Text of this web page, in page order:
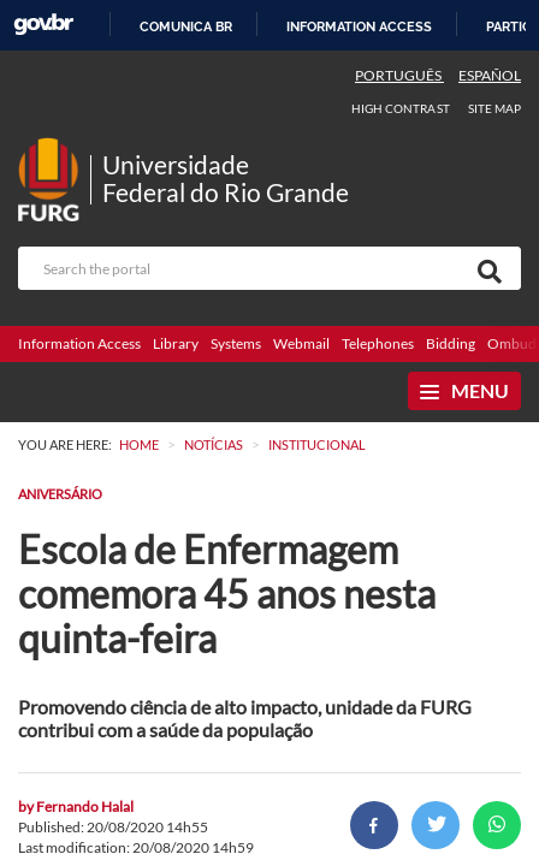
COMUNICA BR INFORMATION ACCESS
PORTUGUÊS ESPAÑOL
HIGH CONTRAST SITE MAP
Universidade
Federal do Rio Grande
Information Access Library Systems Webmail Telephones Bidding
MENU
YOU ARE HERE: HOME > NOTÍCIAS > INSTITUCIONAL
ANIVERSÁRIO
Escola de Enfermagem
comemora 45 anos nesta
quinta-feira
Promovendo ciência de alto impacto, unidade da FURG
contribui com a saúde da população
byFernando Halal
Published: 20/08/2020 14h55
Last modification: 20/08/2020 14h59